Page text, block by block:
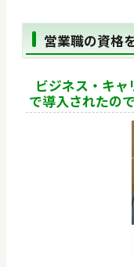
営業職の資格
ビジネス・キ
で導入されたの